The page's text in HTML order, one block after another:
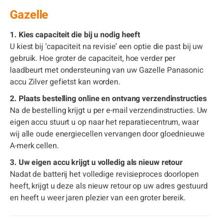
Gazelle
1. Kies capaciteit die bij u nodig heeft
U kiest bij ‘capaciteit na revisie’ een optie die past bij uw
gebruik. Hoe groter de capaciteit, hoe verder per
laadbeurt met ondersteuning van uw Gazelle Panasonic
accu Zilver gefietst kan worden.
2. Plaats bestelling online en ontvang verzendinstructies
Na de bestelling krijgt u per e-mail verzendinstructies. Uw
eigen accu stuurt u op naar het reparatiecentrum, waar
wij alle oude energiecellen vervangen door gloednieuwe
A-merk cellen.
3. Uw eigen accu krijgt u volledig als nieuw retour
Nadat de batterij het volledige revisieproces doorlopen
heeft, krijgt u deze als nieuw retour op uw adres gestuurd
en heeft u weer jaren plezier van een groter bereik.